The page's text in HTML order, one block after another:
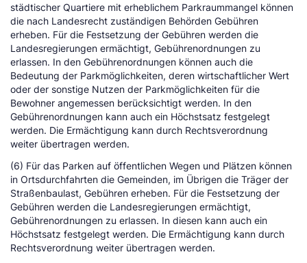
städtischer Quartiere mit erheblichem Parkraummangel können
die nach Landesrecht zuständigen Behörden Gebühren
erheben. Für die Festsetzung der Gebühren werden die
Landesregierungen ermächtigt, Gebührenordnungen zu
erlassen. In den Gebührenordnungen können auch die
Bedeutung der Parkmöglichkeiten, deren wirtschaftlicher Wert
oder der sonstige Nutzen der Parkmöglichkeiten für die
Bewohner angemessen berücksichtigt werden. In den
Gebührenordnungen kann auch ein Höchstsatz festgelegt
werden. Die Ermächtigung kann durch Rechtsverordnung
weiter übertragen werden.
(6) Für das Parken auf öffentlichen Wegen und Plätzen können
in Ortsdurchfahrten die Gemeinden, im Übrigen die Träger der
Straßenbaulast, Gebühren erheben. Für die Festsetzung der
Gebühren werden die Landesregierungen ermächtigt,
Gebührenordnungen zu erlassen. In diesen kann auch ein
Höchstsatz festgelegt werden. Die Ermächtigung kann durch
Rechtsverordnung weiter übertragen werden.